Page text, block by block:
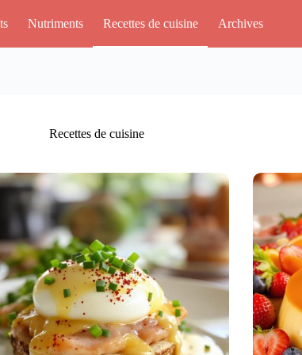
Nutriments Recettes de cuisine Archives
Recettes de cuisine